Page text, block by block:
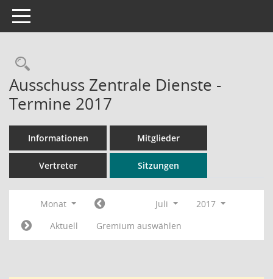
Toggle navigation
Rechercheauswahl
Ausschuss Zentrale Dienste -
Termine 2017
Informationen Mitglieder
Vertreter Sitzungen
Monat Juli
2017
Aktuell
Gremium auswählen